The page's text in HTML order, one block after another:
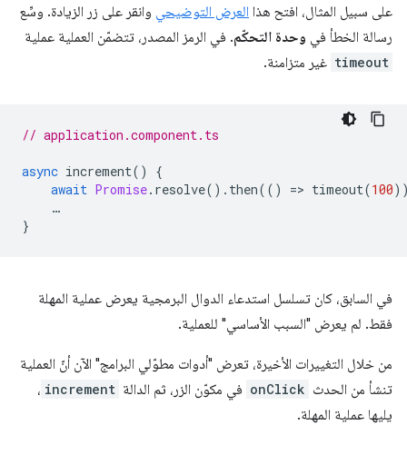
على سبيل المثال، افتح هذا العرض التوضيحي وانقر على زر الزيادة. وسِّع
رسالة الخطأ في وحدة التحكّم. في الرمز المصدر، تتضمّن العملية عملية
timeout غير متزامنة.
// application.component.ts
async increment()
{
await Promise. resolve(). then(() => timeout(100
…
}
في السابق، كان تسلسل استدعاء الدوال البرمجية يعرض عملية المهلة
فقط. لم يعرض "السبب الأساسي" للعملية.
من خلال التغييرات الأخيرة، تعرض "أدوات مطوّلي البرامج" الآن أنّ العملية
تنشأ من الحدث onClick في مكوّن الزر، ثم الدالة increment ،
يليها عملية المهلة.